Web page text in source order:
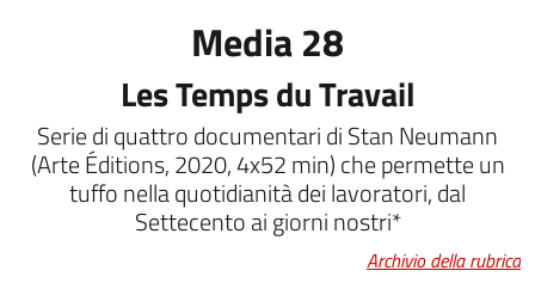
Media 28
Les Temps du Travail
Serie di quattro documentari di Stan Neumann
(Arte Éditions, 2020, 4x52 min) che permette un
tuffo nella quotidianità dei lavoratori, dal
Settecento ai giorni nostri*
Archivio della rubrica